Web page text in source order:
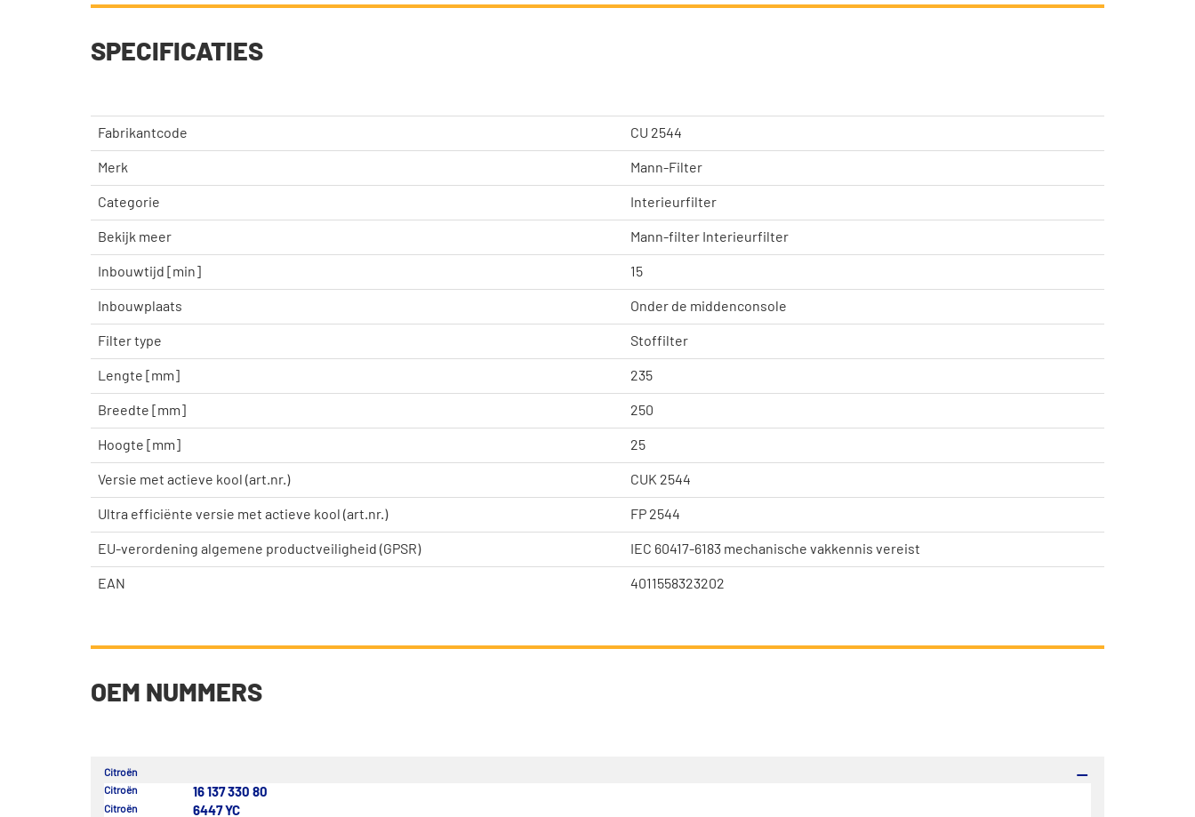
SPECIFICATIES
Fabrikantcode CU 2544
Merk Mann-Filter
Categorie Interieurfilter
Bekijk meer Mann-filter Interieurfilter
Inbouwtijd [min] 15
Inbouwplaats Onder de middenconsole
Filter type Stoffilter
Lengte [mm] 235
Breedte [mm] 250
Hoogte [mm] 25
Versie met actieve kool (art.nr.) CUK 2544
Ultra efficiënte versie met actieve kool (art.nr.) FP 2544
EU-verordening algemene productveiligheid (GPSR) IEC 60417-6183 mechanische vakkennis vereist
EAN 4011558323202
OEM NUMMERS
Citroën
Citroën
16 137 330 80
Citroën 6447 YC